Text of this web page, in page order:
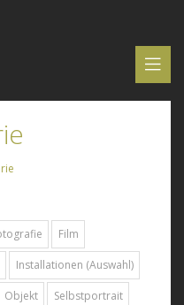
Film
Installationen (Auswahl)
Objekt Selbstportrait